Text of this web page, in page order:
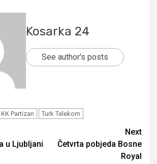
Kosarka 24
See author's posts
KK Partizan Turk Telekom
u Ljubljani
Next
Četvrta pobjeda Bosne
Royal